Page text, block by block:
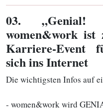
03. „Genial!
women&work ist
Karriere-Event
sich ins Internet
Die wichtigsten Infos auf
- women&work wird